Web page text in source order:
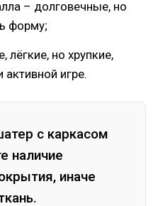
– долговечные, но
форму;
лёгкие, но хрупкие,
игре.
с каркасом
наличие
иначе